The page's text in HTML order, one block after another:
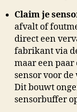
Claim je
afvalt of
direct een
fabrikant via
maar een
sensor voor
Dit bouwt
sensorbuffer